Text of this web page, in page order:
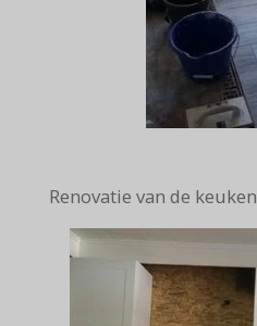
Renovatie van de keuken